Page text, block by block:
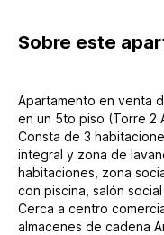
Sobre este
Apartamento en venta
en un 5to piso (Torre 2
Consta de 3
integral y zona de
habitaciones, zona
con piscina, salón
Cerca a centro
almacenes de cadena